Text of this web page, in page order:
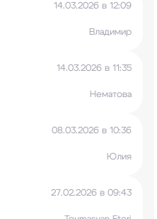
14.03.2026 в 12:09
Владимир
14.03.2026 в 11:35
Нематова
08.03.2026 в 10:36
Юлия
27.02.2026 в 09:43